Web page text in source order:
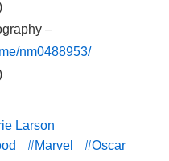
–
nm0488953/
Larson
Marvel Oscar